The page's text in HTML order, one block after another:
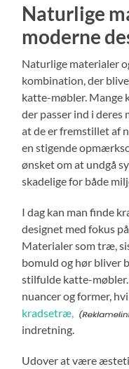
Naturlige
moderne
Naturlige materialer
kombination, der
katte-møbler. Mange
der passer ind i
at de er fremstillet af
en stigende
ønsket om at undgå
skadelige for både
I dag kan man finde
designet med fokus
Materialer som træ,
bomuld og hør bliver
stilfulde katte-
nuancer og former,
kradsetræ,
indretning.
Udover at være